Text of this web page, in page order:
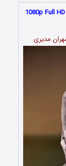
دانلود سریال اسکار فصل ششم قسمت 1 با کیفیت 1080p Full HD